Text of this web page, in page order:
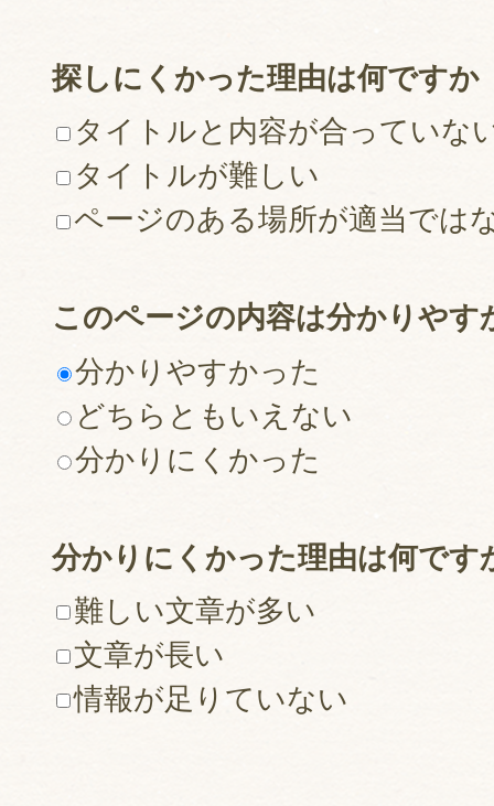
探しにくかった理由は何ですか
タイトルと内容が合っていな
タイトルが難しい
ページのある場所が適当では
このページの内容は分かりやす
分かりやすかった
どちらともいえない
分かりにくかった
分かりにくかった理由は何です
難しい文章が多い
文章が長い
情報が足りていない